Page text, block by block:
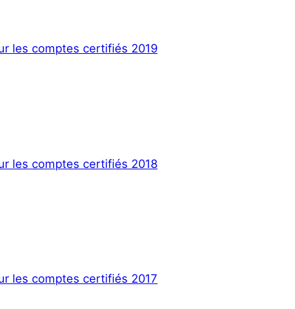
les comptes certifiés 2019
les comptes certifiés 2018
les comptes certifiés 2017